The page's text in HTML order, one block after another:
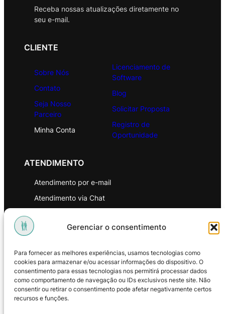
Gerenciar o consentimento
Para fornecer as melhores experiências, usamos tecnologias como
cookies para armazenar e/ou acessar informações do dispositivo. O
consentimento para essas tecnologias nos permitirá processar dados
como comportamento de navegação ou IDs exclusivos neste site. Não
consentir ou retirar o consentimento pode afetar negativamente certos
recursos e funções.
Receba nossas atualizações diretamente no
seu e-mail.
CLIENTE
Sobre Nós
Contato
Seja Nosso
Parceiro
Minha Conta
Licenciamento de
Software
Blog
Solicitar Proposta
Registro de
Oportunidade
ATENDIMENTO
Atendimento por e-mail
Atendimento via Chat
Política de Privacidade
Política de Troca e Devoluções
Política de Reembolso